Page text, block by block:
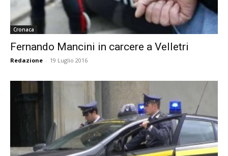
Cronaca
Fernando Mancini in carcere a Velletri
Redazione - 19 Luglio 2016